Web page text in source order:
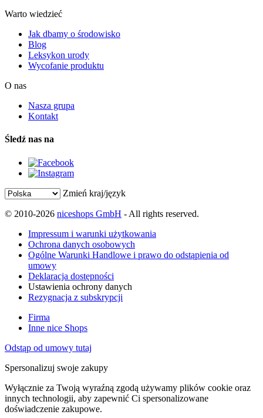
Warto wiedzieć
Jak dbamy o środowisko
Blog
Leksykon urody
Wycofanie produktu
O nas
Nasza grupa
Kontakt
Śledź nas na
Zmień kraj/język
© 2010-2026 niceshops GmbH - All rights reserved.
Impressum i warunki użytkowania
Ochrona danych osobowych
Ogólne Warunki Handlowe i prawo do odstąpienia od
umowy
Deklaracja dostępności
Ustawienia ochrony danych
Rezygnacja z subskrypcji
Firma
Inne nice Shops
Odstąp od umowy tutaj
Spersonalizuj swoje zakupy
Wyłącznie za Twoją wyraźną zgodą używamy plików cookie oraz
innych technologii, aby zapewnić Ci spersonalizowane
doświadczenie zakupowe.